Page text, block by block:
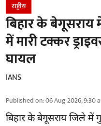
राष्ट्रीय
बिहार के बेगूसराय
में मारी टक्कर
घायल
IANS
Published on:06 Aug 2026, 9:30
बिहारके बेगूसराय जिले में